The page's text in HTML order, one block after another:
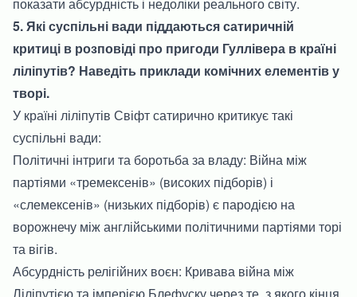
5. Які суспільні вади піддаються сатиричній
критиці в розповіді про пригоди Гуллівера в країні
ліліпутів? Наведіть приклади комічних елементів у
творі.
У країні ліліпутів Свіфт сатирично критикує такі
суспільні вади:
Політичні інтриги та боротьба за владу: Війна між
партіями «тремексенів» (високих підборів) і
«слемексенів» (низьких підборів) є пародією на
ворожнечу між англійськими політичними партіями торі
та вігів.
Абсурдність релігійних воєн: Кривава війна між
Ліліпутією та імперією Блефуску через те, з якого кінця